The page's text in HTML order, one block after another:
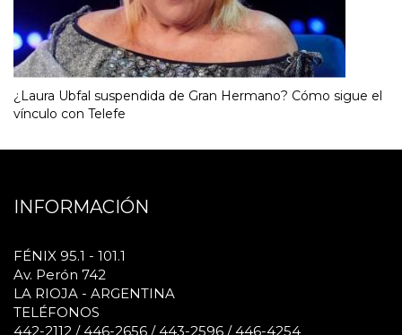
¿Laura Ubfal suspendida de Gran Hermano? Cómo sigue el
vínculo con Telefe
INFORMACIÓN
FÉNIX 95.1 - 101.1
Av. Perón 742
LA RIOJA - ARGENTINA
TELÉFONOS
442-2112 / 446-2656 / 443-2596 / 446-4254